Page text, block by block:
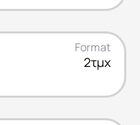
Format
2τμχ